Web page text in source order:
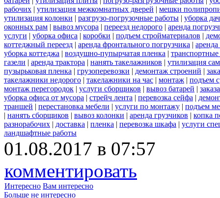
рабочих | утилизация межкомнатных дверей | мешки
утилизация колонки | разгрузо-погрузочные работы | уборка
оконных рам | вывоз мусора | переезд недорого | аренда
услуги | уборка офиса | коробки | подъем стройматериалов |
коттеджный переезд | аренда фронтального погрузчика |
уборка коттеджа | воздушно-пупырчатая пленка | транспортные
газели | аренда трактора | нанять такелажников | утилизация
пузырьковая пленка | грузоперевозки | демонтаж строений |
такелажники недорого | такелажники на час | монтаж | подъем
монтаж перегородок | услуги сборщиков | вывоз батарей |
уборка офиса от мусора | стрейч лента | перевозка сейфа |
траншей | перестановка мебели | услуги по монтажу | подъем
| нанять сборщиков | вывоз колонки | аренда грузчиков | копка
разнорабочих | доставка | пленка | перевозка шкафа | услуги
ландшафтные работы
01.08.2017 в 07:57
комментировать
Интересно Вам интересно
Больше не интересно